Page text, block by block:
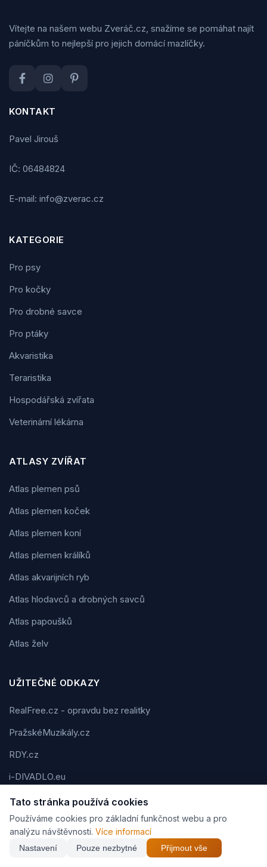
Vítejte na našem webu Zveráč.cz, snažíme se pomáhat najít
páníčkům to nejlepší pro jejich domácí mazlíčky.
KONTAKT
Pavel Jirouš
IČ: 06484824
E-mail: info@zverac.cz
KATEGORIE
Pro psy
Pro kočky
Pro drobné savce
Pro ptáky
Akvaristika
Teraristika
Hospodářská zvířata
Veterinární lékárna
ATLASY ZVÍŘAT
Atlas plemen psů
Atlas plemen koček
Atlas plemen koní
Atlas plemen králíků
Atlas akvarijních ryb
Atlas hlodavců a drobných savců
Atlas papoušků
Atlas želv
UŽITEČNÉ ODKAZY
RealFree.cz - opravdu bez realitky
PražskéMuzikály.cz
RDY.cz
i-DIVADLO.eu
BIGG.cz
FMAN.cz
eBar.cz
Tato stránka používá cookies
Používáme cookies pro základní funkčnost webu a pro
analýzu návštěvnosti. Více informací
Nastavení Pouze nezbytné Přijmout vše